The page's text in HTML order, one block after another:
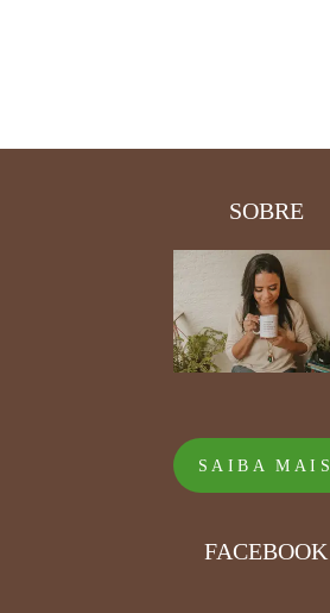
SOBRE
SAIBA MAIS
FACEBOOK